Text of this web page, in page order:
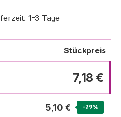
1-3 Tage
Stückpreis
7,18 €
5,10 € -29%